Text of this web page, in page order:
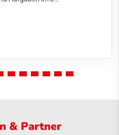
& Partner